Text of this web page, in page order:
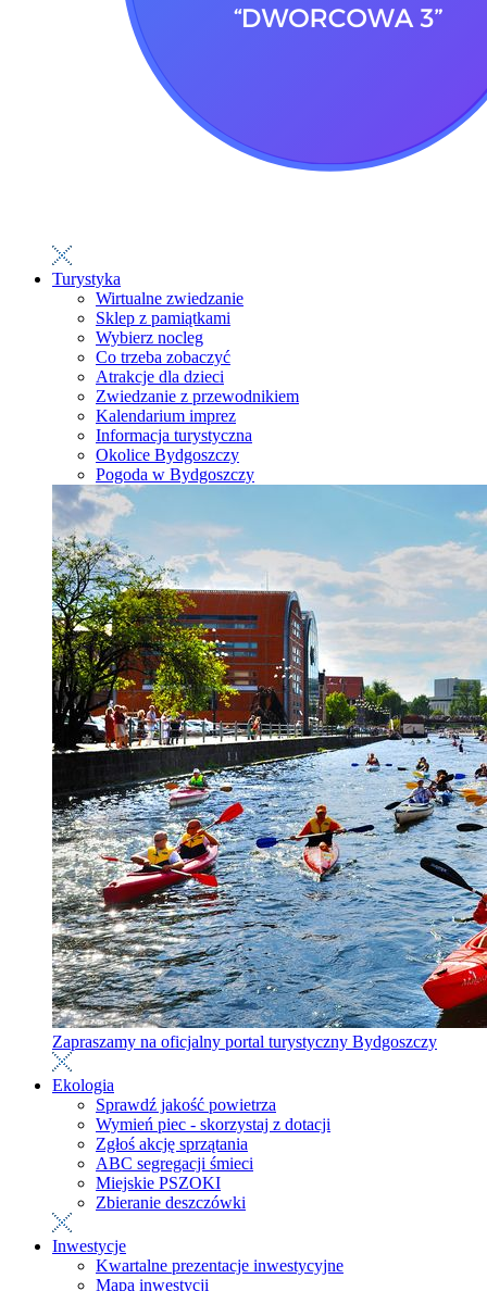
Turystyka
Wirtualne zwiedzanie
Sklep z pamiątkami
Wybierz nocleg
Co trzeba zobaczyć
Atrakcje dla dzieci
Zwiedzanie z przewodnikiem
Kalendarium imprez
Informacja turystyczna
Okolice Bydgoszczy
Pogoda w Bydgoszczy
Zapraszamy na oficjalny portal turystyczny Bydgoszczy
Ekologia
Sprawdź jakość powietrza
Wymień piec - skorzystaj z dotacji
Zgłoś akcję sprzątania
ABC segregacji śmieci
Miejskie PSZOKI
Zbieranie deszczówki
Inwestycje
Kwartalne prezentacje inwestycyjne
Mapa inwestycji